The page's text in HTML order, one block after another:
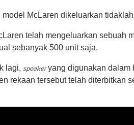
McLaren dikeluarkan
telah mengeluarkan sebuah
sebanyak 500 unit saja.
lagi, speakeryang digunakan dalam
rekaan tersebut telah diterbitkan